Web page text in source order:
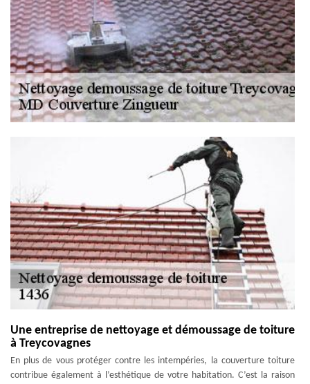
Une entreprise de nettoyage et démoussage de toiture
à Treycovagnes
En plus de vous protéger contre les intempéries, la couverture toiture
contribue également à l’esthétique de votre habitation. C’est la raison